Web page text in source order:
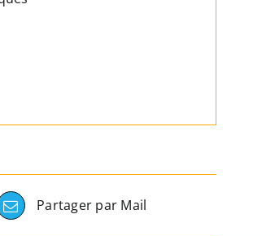
Partager par Mail